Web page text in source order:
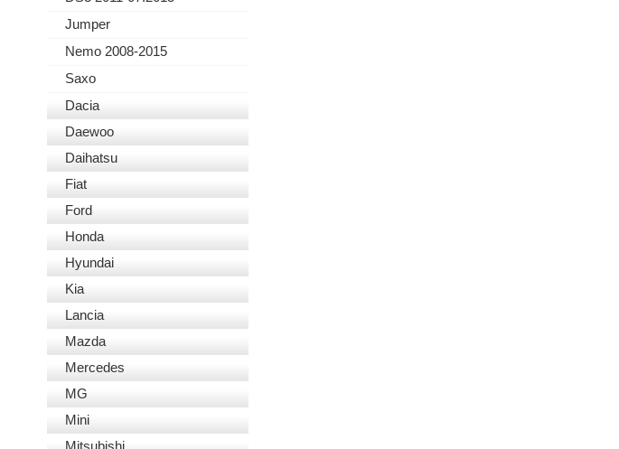
Jumper
Nemo 2008-2015
Saxo
Dacia
Daewoo
Daihatsu
Fiat
Ford
Honda
Hyundai
Kia
Lancia
Mazda
Mercedes
MG
Mini
Mitsubishi